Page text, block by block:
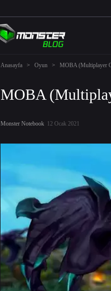
Anasayfa > Oyun > MOBA (Multiplayer
MOBA
Monster Notebook 12 Ocak 2021